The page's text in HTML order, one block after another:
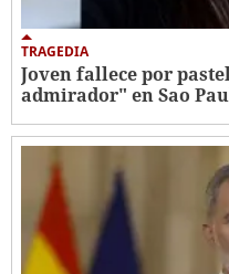
TRAGEDIA
Joven fallece por
admirador" en Sao